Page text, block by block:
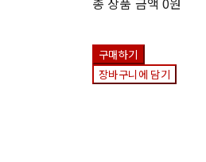
구매하기
장바구니에 담기